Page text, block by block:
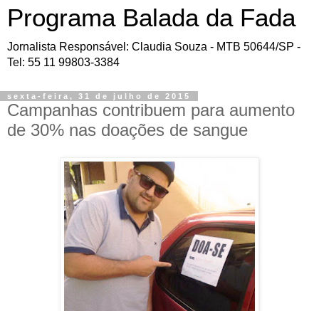
Programa Balada da Fada
Jornalista Responsável: Claudia Souza - MTB 50644/SP -
Tel: 55 11 99803-3384
sexta-feira, 31 de julho de 2015
Campanhas contribuem para aumento
de 30% nas doações de sangue